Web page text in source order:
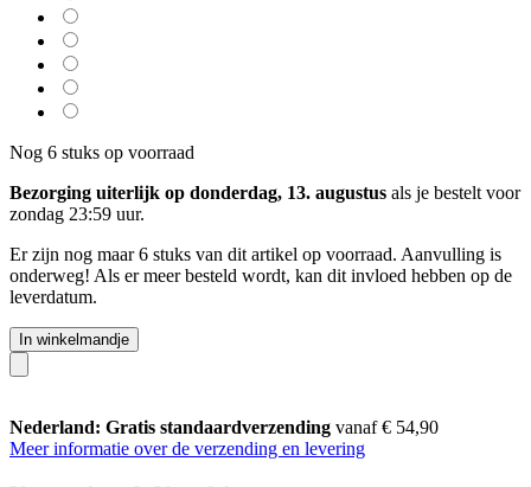
Nog 6 stuks op voorraad
Bezorging uiterlijk op donderdag, 13. augustus als je bestelt voor
zondag 23:59 uur.
Er zijn nog maar 6 stuks van dit artikel op voorraad. Aanvulling is
onderweg! Als er meer besteld wordt, kan dit invloed hebben op de
leverdatum.
In winkelmandje
Nederland: Gratis standaardverzending vanaf € 54,90
Meer informatie over de verzending en levering